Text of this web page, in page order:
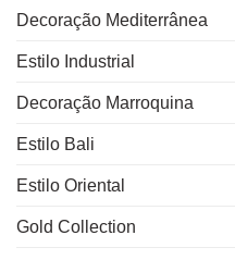
Decoração Mediterrânea
Estilo Industrial
Decoração Marroquina
Estilo Bali
Estilo Oriental
Gold Collection